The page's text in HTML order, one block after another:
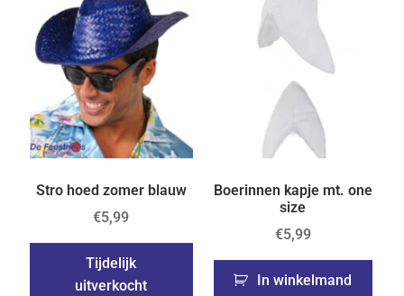
Stro hoed zomer blauw
€5,99
Tijdelijk
uitverkocht
Boerinnen kapje mt. one
size
€5,99
In winkelmand